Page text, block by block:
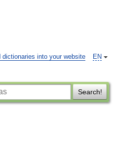
EN
dictionaries into your website
Search!